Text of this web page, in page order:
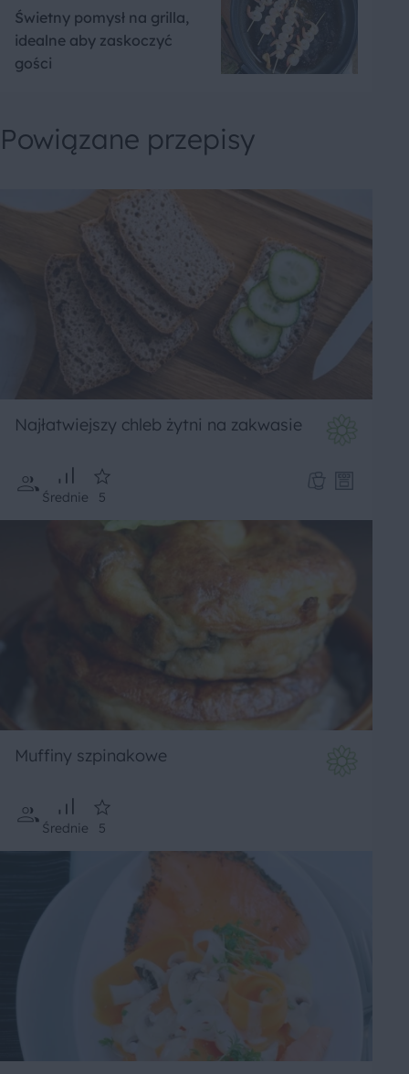
Świetny pomysł na grilla,
idealne aby zaskoczyć
gości
Powiązane przepisy
Najłatwiejszy chleb żytni na zakwasie
Średnie 5
Muffiny szpinakowe
Średnie 5